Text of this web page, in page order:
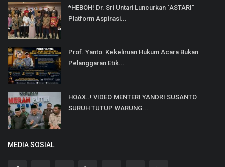
*HEBOH! Dr. Sri Untari Luncurkan "ASTARI"
Platform Aspirasi...
Prof. Yanto: Kekeliruan Hukum Acara Bukan
Pelanggaran Etik...
HOAX..! VIDEO MENTERI YANDRI SUSANTO
SURUH TUTUP WARUNG...
MEDIA SOSIAL